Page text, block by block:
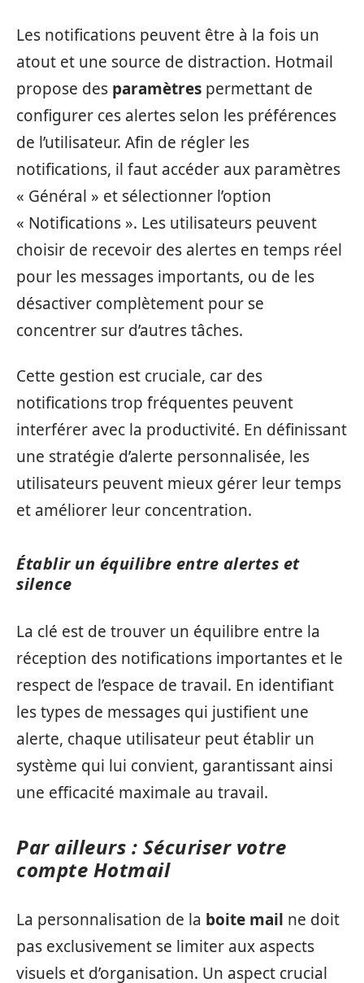
Les notifications peuvent être à la fois un
atout et une source de distraction. Hotmail
propose des paramètres permettant de
configurer ces alertes selon les préférences
de l’utilisateur. Afin de régler les
notifications, il faut accéder aux paramètres
« Général » et sélectionner l’option
« Notifications ». Les utilisateurs peuvent
choisir de recevoir des alertes en temps réel
pour les messages importants, ou de les
désactiver complètement pour se
concentrer sur d’autres tâches.
Cette gestion est cruciale, car des
notifications trop fréquentes peuvent
interférer avec la productivité. En définissant
une stratégie d’alerte personnalisée, les
utilisateurs peuvent mieux gérer leur temps
et améliorer leur concentration.
Établir un équilibre entre alertes et
silence
La clé est de trouver un équilibre entre la
réception des notifications importantes et le
respect de l’espace de travail. En identifiant
les types de messages qui justifient une
alerte, chaque utilisateur peut établir un
système qui lui convient, garantissant ainsi
une efficacité maximale au travail.
Par ailleurs : Sécuriser votre
compte Hotmail
La personnalisation de la boite mail ne doit
pas exclusivement se limiter aux aspects
visuels et d’organisation. Un aspect crucial